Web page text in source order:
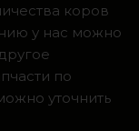
коров
у нас можно
по
уточнить